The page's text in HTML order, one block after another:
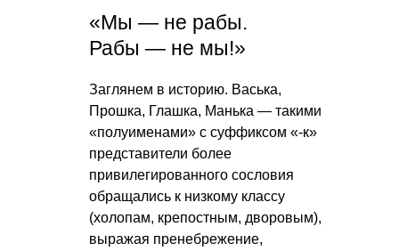
«Мы — не рабы.
Рабы — не мы!»
Заглянем в историю. Васька,
Прошка, Глашка, Манька — такими
«полуименами» с суффиксом «-к»
представители более
привилегированного сословия
обращались к низкому классу
(холопам, крепостным, дворовым),
выражая пренебрежение,